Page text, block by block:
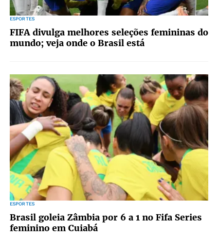
ESPORTES
FIFA divulga melhores seleções femininas do
mundo; veja onde o Brasil está
ESPORTES
Brasil goleia Zâmbia por 6 a 1 no Fifa Series
feminino em Cuiabá